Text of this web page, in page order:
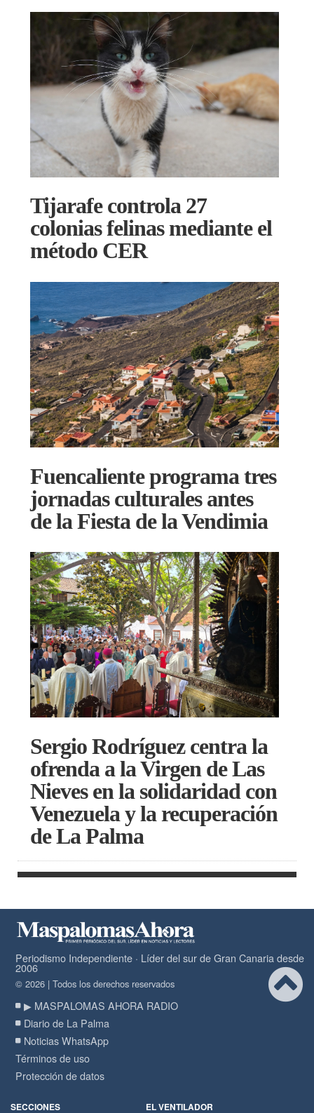
Tijarafe controla 27
colonias felinas mediante el
método CER
Fuencaliente programa tres
jornadas culturales antes
de la Fiesta de la Vendimia
Sergio Rodríguez centra la
ofrenda a la Virgen de Las
Nieves en la solidaridad con
Venezuela y la recuperación
de La Palma
Periodismo Independiente · Líder del sur de Gran Canaria desde
2006
© 2026 | Todos los derechos reservados
▶ MASPALOMAS AHORA RADIO
Diario de La Palma
Noticias WhatsApp
Términos de uso
Protección de datos
SECCIONES EL VENTILADOR